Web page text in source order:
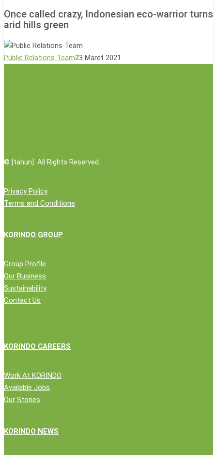
crazy,
Indonesian
turns
Once called crazy, Indonesian eco-warrior turns
arid hills green
Public Relations Team23 Maret 2021
© [tahun]. All Rights Reserved.
Privacy Policy
Terms and Conditions
KORINDO GROUP
Group Profile
Our Business
Sustainability
Contact Us
KORINDO CAREERS
Work At KORINDO
Available Jobs
Our Stories
KORINDO NEWS